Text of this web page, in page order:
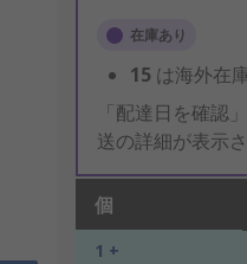
在庫あり
15 は海外在
「配達日を確認
送の詳細が表示さ
個
1 +